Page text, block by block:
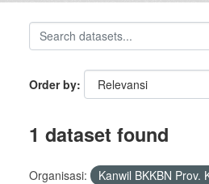
Order by
1 dataset found
Organisasi: Kanwil BKKBN Prov.